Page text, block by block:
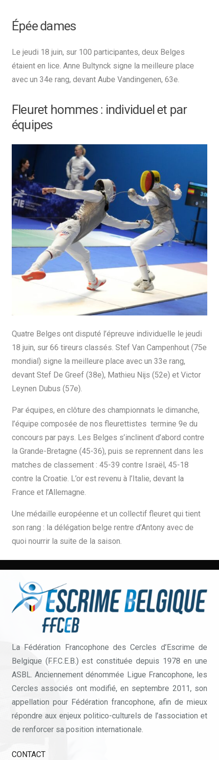
Épée dames
Le jeudi 18 juin, sur 100 participantes, deux Belges
étaient en lice. Anne Bultynck signe la meilleure place
avec un 34e rang, devant Aube Vandingenen, 63e.
Fleuret hommes : individuel et par
équipes
Quatre Belges ont disputé l’épreuve individuelle le jeudi
18 juin, sur 66 tireurs classés. Stef Van Campenhout (75e
mondial) signe la meilleure place avec un 33e rang,
devant Stef De Greef (38e), Mathieu Nijs (52e) et Victor
Leynen Dubus (57e).
Par équipes, en clôture des championnats le dimanche,
l’équipe composée de nos fleurettistes termine 9e du
concours par pays. Les Belges s’inclinent d’abord contre
la Grande-Bretagne (45-36), puis se reprennent dans les
matches de classement : 45-39 contre Israël, 45-18
contre la Croatie. L’or est revenu à l’Italie, devant la
France et l’Allemagne.
Une médaille européenne et un collectif fleuret qui tient
son rang : la délégation belge rentre d’Antony avec de
quoi nourrir la suite de la saison.
La Fédération Francophone des Cercles d’Escrime de
Belgique (F.F.C.E.B.) est constituée depuis 1978 en une
ASBL. Anciennement dénommée Ligue Francophone, les
Cercles associés ont modifié, en septembre 2011, son
appellation pour Fédération francophone, afin de mieux
répondre aux enjeux politico-culturels de l’association et
de renforcer sa position internationale.
CONTACT